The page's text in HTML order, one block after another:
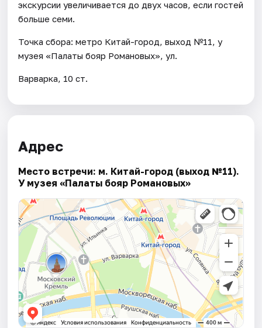
экскурсии увеличивается до двух часов, если гостей
больше семи.
Точка сбора: метро Китай-город, выход №11, у
музея «Палаты бояр Романовых», ул.
Варварка, 10 ст.
Адрес
Место встречи: м. Китай-город (выход №11).
У музея «Палаты бояр Романовых»